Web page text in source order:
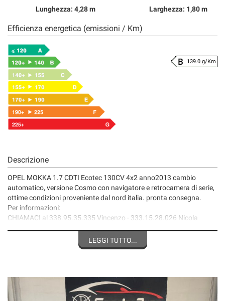
Lunghezza: 4,28 m Larghezza: 1,80 m
Efficienza energetica (emissioni / Km)
139.0 g/Km
Descrizione
OPEL MOKKA 1.7 CDTI Ecotec 130CV 4x2 anno2013 cambio
automatico, versione Cosmo con navigatore e retrocamera di serie,
ottime condizioni proveniente dal nord italia. pronta consegna.
Per informazioni:
CHIAMACI al 338.95.35.335 Vincenzo - 333.15.28.026 Nicola
visita il nostro sito web: specialautopianese .it
Il passaggio di proprietà si svolge in sede con consegna
IMMEDIATA.
LEGGI TUTTO...